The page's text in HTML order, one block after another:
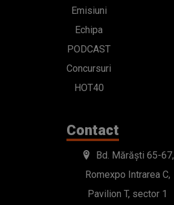
Emisiuni
Echipa
PODCAST
Concursuri
HOT40
Contact
Bd. Mărăști 65-67,
Romexpo Intrarea C,
Pavilion T, sector 1